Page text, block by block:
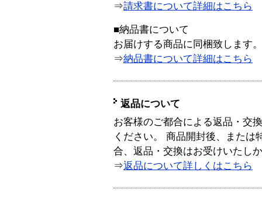
⇒請求書について詳細はこちら
■納品書について
お届けする商品に同梱致します。
⇒納品書について詳細はこちら
返品について
お客様のご都合による返品・交
ください。 商品開封後、または
合、返品・交換はお受けいたし
⇒返品について詳しくはこちら